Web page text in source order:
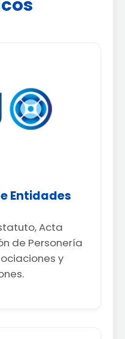
Entidades
Acta
de Personería
y